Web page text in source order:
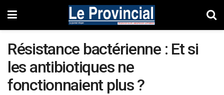
Résistance bactérienne : Et si
les antibiotiques ne
fonctionnaient plus ?